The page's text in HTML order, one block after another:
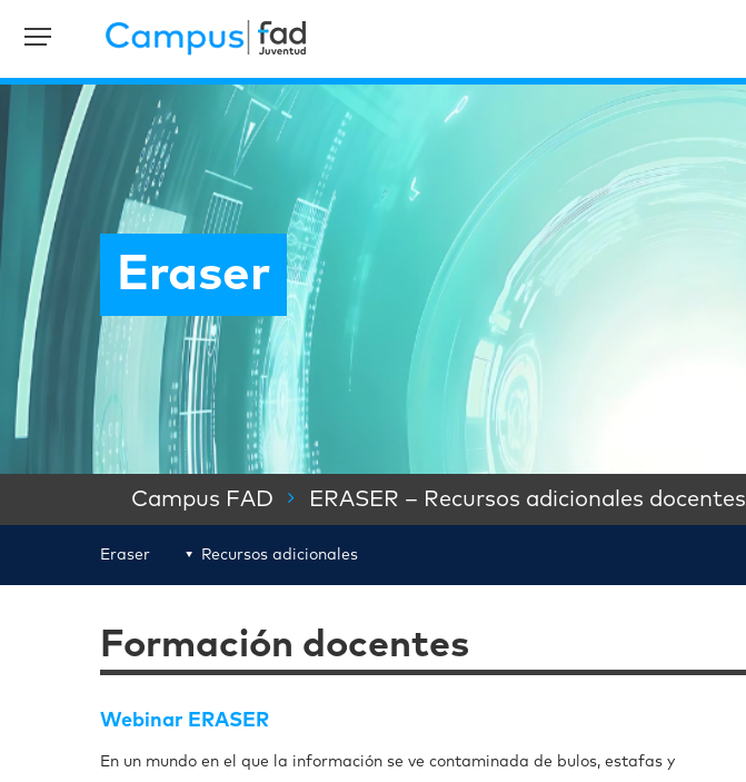
Eraser
Campus FAD ERASER – Recursos adicionales docentes
Eraser Recursos adicionales
Formación docentes
Webinar ERASER
En un mundo en el que la información se ve contaminada de bulos, estafas y